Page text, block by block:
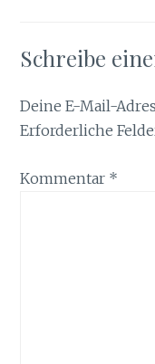
Schreibe
Deine E-Mail-
Erforderliche
Kommentar *